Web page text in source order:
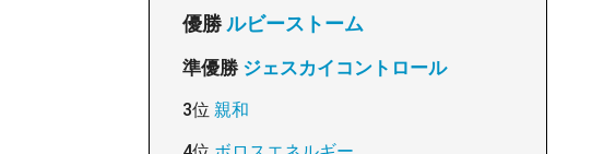
優勝 ルビーストーム
準優勝 ジェスカイコントロール
3位 親和